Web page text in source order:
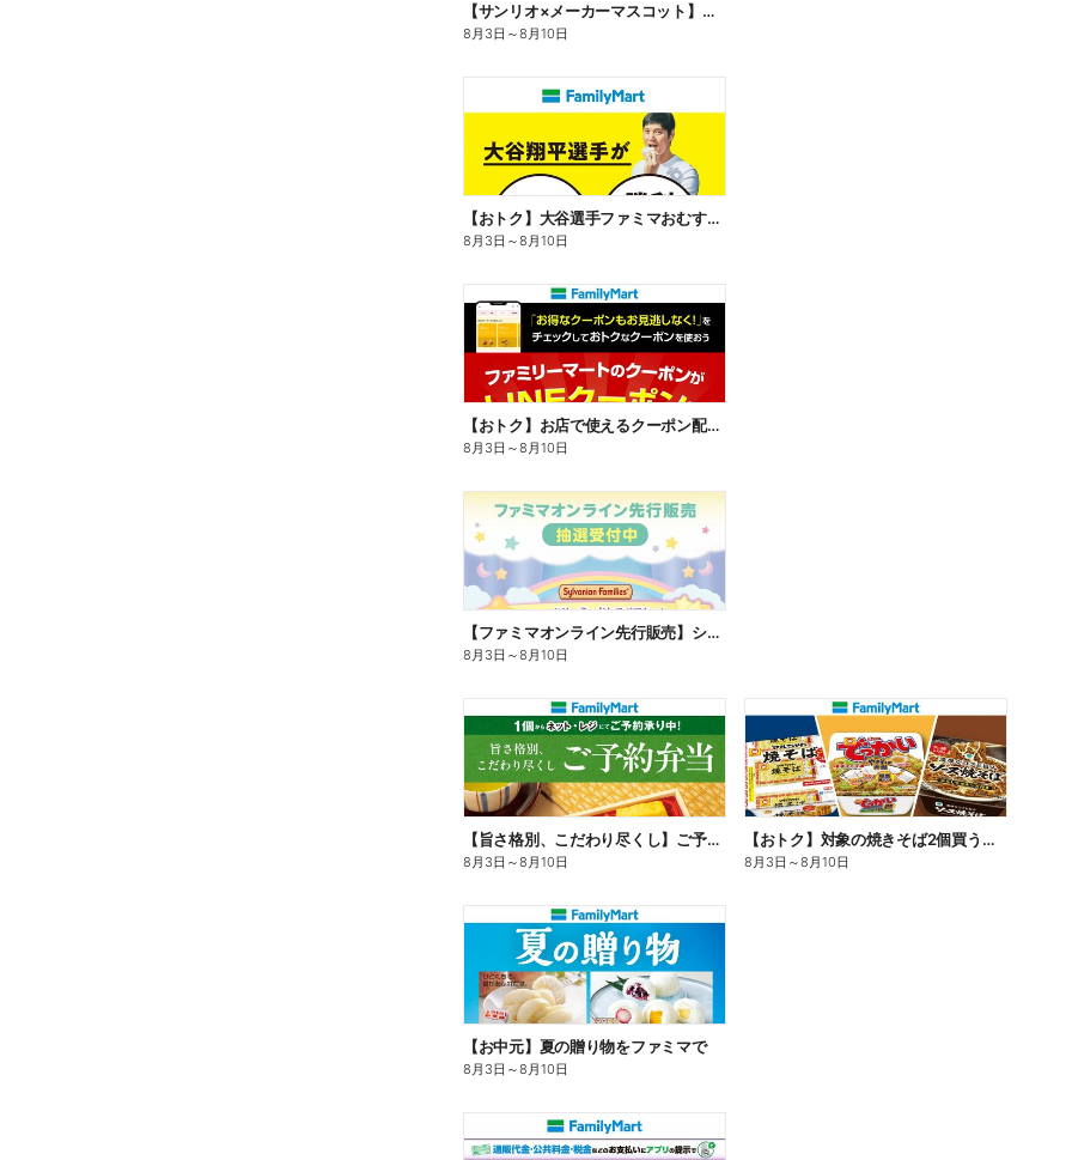
【サンリオ×メーカーマスコット】オリジナルグッズ貰える!
8月3日 ～8月10日
【おトク】大谷選手ファミマおむすび割
8月3日 ～8月10日
【おトク】お店で使えるクーポン配信中
8月3日 ～8月10日
【ファミマオンライン先行販売】シルバニアファミリー
8月3日 ～8月10日
【旨さ格別、こだわり尽くし】ご予約弁当
8月3日 ～8月10日
【おトク】対象の焼きそば2個買うと100円引き!
8月3日 ～8月10日
【お中元】夏の贈り物をファミマで
8月3日 ～8月10日